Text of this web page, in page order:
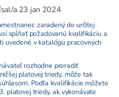
a 23 jan 2024
zaradený do určitej
spĺňať požadovanú kvalifikáciu a
uvedené v katalógu pracovných
rozhodne preradiť
platovej triedy, môže tak
Podľa kvalifikácie môžete
platovej triedy, ak vykonávate